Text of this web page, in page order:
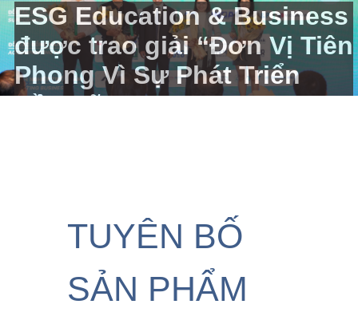
ESG Education & Business
được trao giải “Đơn Vị Tiên
Phong Vì Sự Phát Triển
Bền Vững”
TUYÊN BỐ
SẢN PHẨM